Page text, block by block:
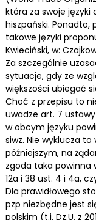
która za swoje języki
hiszpański. Ponadto,
takowe języki
Kwieciński, w:
Za szczególnie
sytuacje, gdy ze
większości ubiegać
Choć z przepisu to
uwadze art. 7
w obcym języku
siwz. Nie wyklucza
późniejszym, na
zgoda taka powinna
12a i 38 ust. 4 i 4a,
Dla prawidłowego
pzp niezbędne jest
polskim (t.j. Dz.U. z